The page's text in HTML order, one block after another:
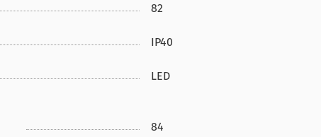
82
IP40
LED
84